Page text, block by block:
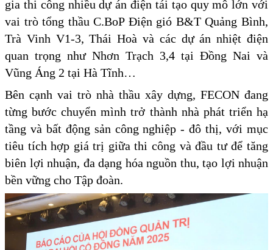
gia thi công nhiều dự án điện tái tạo quy mô lớn với
vai trò tổng thầu C.BoP Điện gió B&T Quảng Bình,
Trà Vinh V1-3, Thái Hoà và các dự án nhiệt điện
quan trọng như Nhơn Trạch 3,4 tại Đồng Nai và
Vũng Áng 2 tại Hà Tĩnh…
Bên cạnh vai trò nhà thầu xây dựng, FECON đang
từng bước chuyển mình trở thành nhà phát triển hạ
tầng và bất động sản công nghiệp - đô thị, với mục
tiêu tích hợp giá trị giữa thi công và đầu tư để tăng
biên lợi nhuận, đa dạng hóa nguồn thu, tạo lợi nhuận
bền vững cho Tập đoàn.